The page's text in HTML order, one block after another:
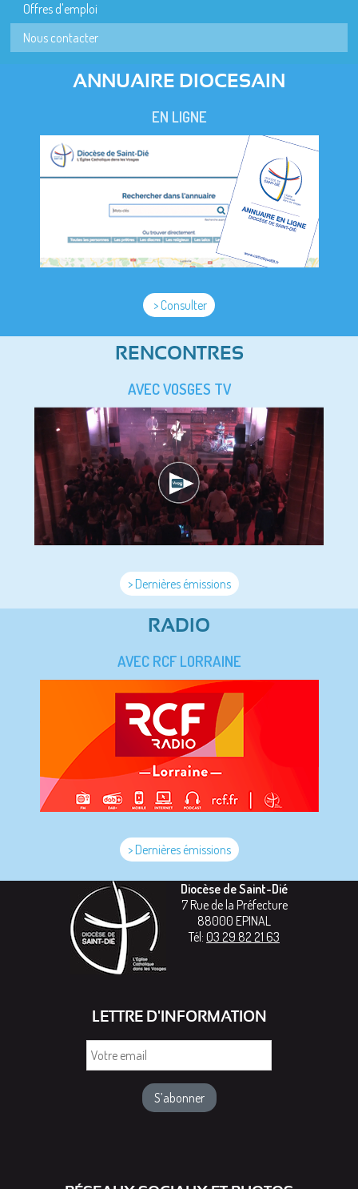
Offres d'emploi
Nous contacter
ANNUAIRE DIOCESAIN
EN LIGNE
> Consulter
RENCONTRES
AVEC VOSGES TV
> Dernières émissions
RADIO
AVEC RCF LORRAINE
> Dernières émissions
Diocèse de Saint-Dié
7 Rue de la Préfecture
88000 EPINAL
Tél: 03 29 82 21 63
LETTRE D'INFORMATION